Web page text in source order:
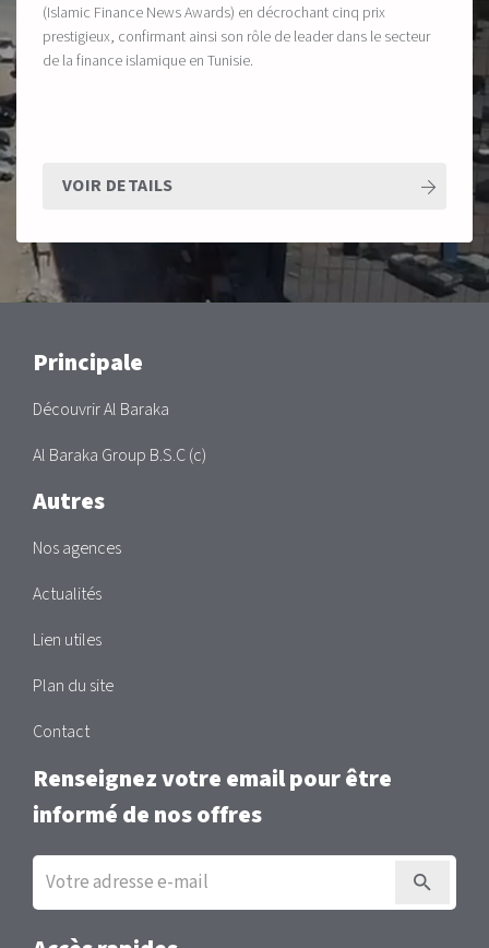
(Islamic Finance News Awards) en décrochant cinq prix
prestigieux, confirmant ainsi son rôle de leader dans le secteur
de la finance islamique en Tunisie.
VOIR DETAILS
Main
Principale
Découvrir Al Baraka
Al Baraka Group B.S.C (c)
Autres
Nos agences
Actualités
Lien utiles
Plan du site
Contact
Renseignez votre email pour être
informé de nos offres
Inscription
la
newsletter